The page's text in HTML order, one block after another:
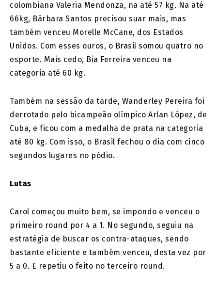
colombiana Valeria Mendonza, na até 57 kg. Na até
66kg, Bárbara Santos precisou suar mais, mas
também venceu Morelle McCane, dos Estados
Unidos. Com esses ouros, o Brasil somou quatro no
esporte. Mais cedo, Bia Ferreira venceu na
categoria até 60 kg.
Também na sessão da tarde, Wanderley Pereira foi
derrotado pelo bicampeão olímpico Arlan López, de
Cuba, e ficou com a medalha de prata na categoria
até 80 kg. Com isso, o Brasil fechou o dia com cinco
segundos lugares no pódio.
Lutas
Carol começou muito bem, se impondo e venceu o
primeiro round por 4 a 1. No segundo, seguiu na
estratégia de buscar os contra-ataques, sendo
bastante eficiente e também venceu, desta vez por
5 a 0. E repetiu o feito no terceiro round.